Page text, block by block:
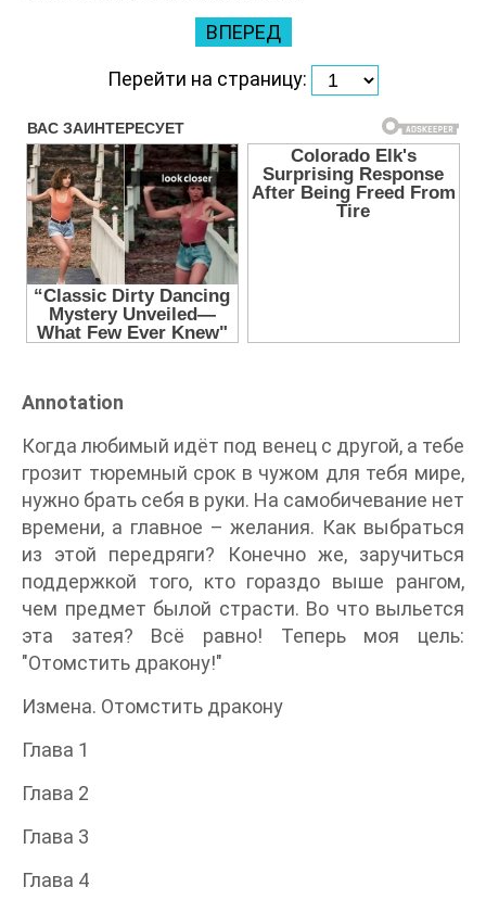
ВПЕРЕД
Перейти на страницу:
Annotation
Когда любимый идёт под венец с другой, а тебе
грозит тюремный срок в чужом для тебя мире,
нужно брать себя в руки. На самобичевание нет
времени, а главное – желания. Как выбраться
из этой передряги? Конечно же, заручиться
поддержкой того, кто гораздо выше рангом,
чем предмет былой страсти. Во что выльется
эта затея? Всё равно! Теперь моя цель:
"Отомстить дракону!"
Измена. Отомстить дракону
Глава 1
Глава 2
Глава 3
Глава 4